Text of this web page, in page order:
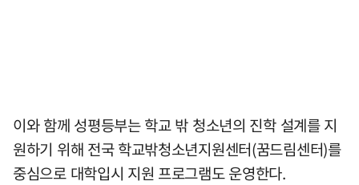
이와 함께 성평등부는 학교 밖 청소년의 진학 설계를 지
원하기 위해 전국 학교밖청소년지원센터(꿈드림센터)를
중심으로 대학입시 지원 프로그램도 운영한다.